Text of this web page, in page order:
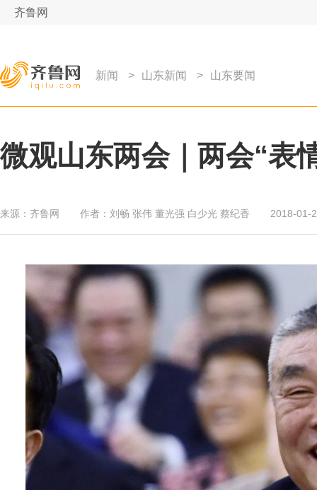
齐鲁网
新闻 > 山东新闻 > 山东要闻
微观山东两会｜两会“表
来源： 齐鲁网 作者： 刘畅 张伟 董光强 白少光 蔡纪香 2018-01-